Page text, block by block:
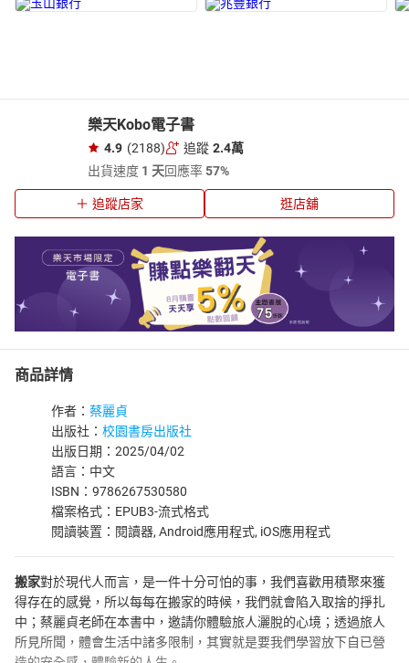
樂天Kobo電子書
4.9 (2188) 追蹤 2.4萬
出貨速度 1 天回應率57%
追蹤店家 逛店舖
商品詳情
作者： 蔡麗貞
出版社： 校園書房出版社
出版日期：2025/04/02
語言：中文
ISBN：9786267530580
檔案格式：EPUB3-流式格式
閱讀裝置：閱讀器, Android應用程式, iOS應用程式
搬家對於現代人而言，是一件十分可怕的事，我們喜歡用積聚來獲
得存在的感覺，所以每每在搬家的時候，我們就會陷入取捨的掙扎
中；蔡麗貞老師在本書中，邀請你體驗旅人灑脫的心境；透過旅人
所見所聞，體會生活中諸多限制，其實就是要我們學習放下自已營